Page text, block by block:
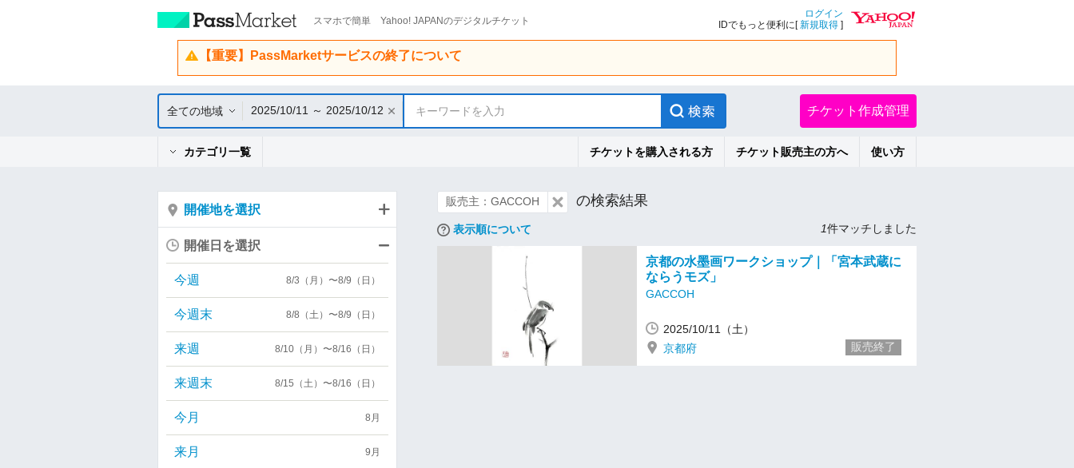
スマホで簡単 Yahoo! JAPANのデジタルチケット
ログイン
IDでもっと便利に[新規取得 ]
【重要】PassMarketサービスの終了について
全ての地域 2025/10/11 ～ 2025/10/12 キーワードを入力 チケット作成管理
カテゴリ一覧 チケットを購入される方 チケット販売主の方へ 使い方
販売主：GACCOH の検索結果
表示順について 1件マッチしました
京都の水墨画ワークショップ｜「宮本武蔵に
ならうモズ」
GACCOH
2025/10/11（土）
京都府
販売終了
開催地を選択
開催日を選択
今週 8/3（月）〜8/9（日）
今週末 8/8（土）〜8/9（日）
来週 8/10（月）〜8/16（日）
来週末 8/15（土）〜8/16（日）
今月 8月
来月 9月